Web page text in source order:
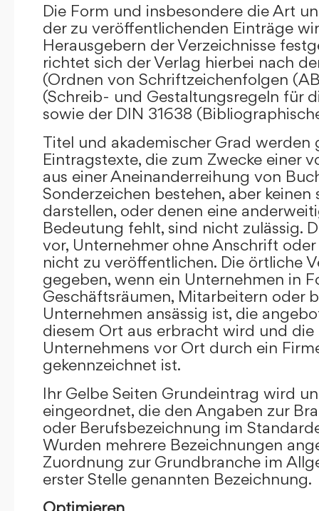
Die Form und insbesondere die Art
der zu veröffentlichenden Einträge
Herausgebern der Verzeichnisse
richtet sich der Verlag hierbei nach
(Ordnen von Schriftzeichenfolgen
(Schreib- und Gestaltungsregeln für
sowie der DIN 31638
Titel und akademischer Grad werden
Eintragstexte, die zum Zwecke einer
aus einer Aneinanderreihung von
Sonderzeichen bestehen, aber keinen
darstellen, oder denen eine
Bedeutung fehlt, sind nicht zulässig.
vor, Unternehmer ohne Anschrift
nicht zu veröffentlichen. Die örtliche
gegeben, wenn ein Unternehmen in
Geschäftsräumen, Mitarbeitern oder
Unternehmen ansässig ist, die
diesem Ort aus erbracht wird und die
Unternehmens vor Ort durch ein
gekennzeichnet ist.
Ihr Gelbe Seiten Grundeintrag wird
eingeordnet, die den Angaben zur
oder Berufsbezeichnung im
Wurden mehrere Bezeichnungen
Zuordnung zur Grundbranche im
erster Stelle genannten Bezeichnung.
Optimieren